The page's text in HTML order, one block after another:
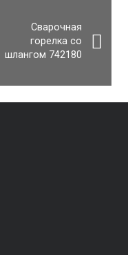
Сварочная
горелка со
шлангом 742180